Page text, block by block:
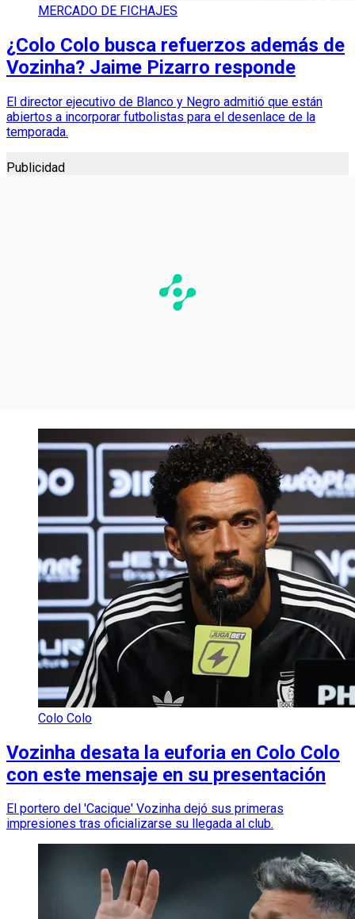
MERCADO DE FICHAJES
¿Colo Colo busca refuerzos además de
Vozinha? Jaime Pizarro responde
El director ejecutivo de Blanco y Negro admitió que están
abiertos a incorporar futbolistas para el desenlace de la
temporada.
Publicidad
Colo Colo
Vozinha desata la euforia en Colo Colo
con este mensaje en su presentación
El portero del 'Cacique' Vozinha dejó sus primeras
impresiones tras oficializarse su llegada al club.